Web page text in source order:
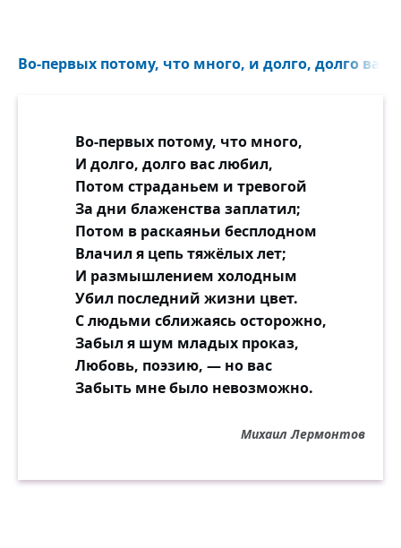
Во-первых потому, что много, и долго, долго вас
Во-первых потому, что много,
И долго, долго вас любил,
Потом страданьем и тревогой
За дни блаженства заплатил;
Потом в раскаяньи бесплодном
Влачил я цепь тяжёлых лет;
И размышлением холодным
Убил последний жизни цвет.
С людьми сближаясь осторожно,
Забыл я шум младых проказ,
Любовь, поэзию, — но вас
Забыть мне было невозможно.
Михаил Лермонтов